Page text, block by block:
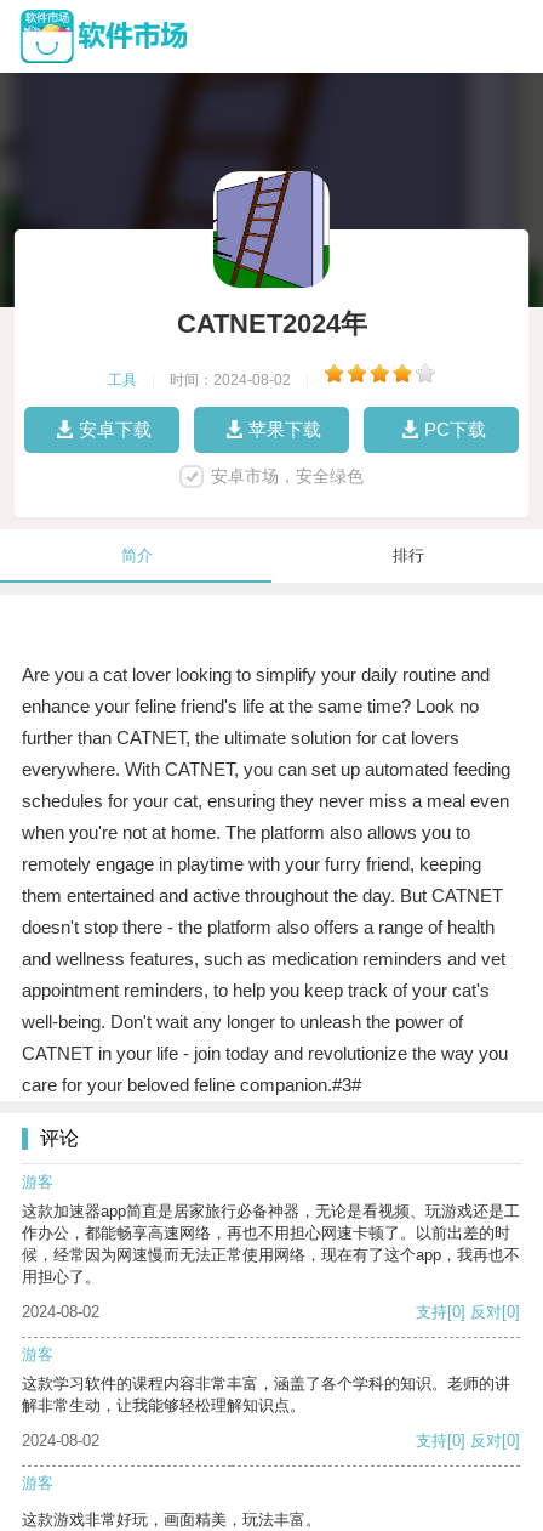
CATNET2024年
工具 时间：2024-08-02
安卓下载 苹果下载 PC下载
安卓市场，安全绿色
简介 排行
Are you a cat lover looking to simplify your daily routine and
enhance your feline friend's life at the same time? Look no
further than CATNET, the ultimate solution for cat lovers
everywhere. With CATNET, you can set up automated feeding
schedules for your cat, ensuring they never miss a meal even
when you're not at home. The platform also allows you to
remotely engage in playtime with your furry friend, keeping
them entertained and active throughout the day. But CATNET
doesn't stop there - the platform also offers a range of health
and wellness features, such as medication reminders and vet
appointment reminders, to help you keep track of your cat's
well-being. Don't wait any longer to unleash the power of
CATNET in your life - join today and revolutionize the way you
care for your beloved feline companion.#3#
评论
游客
这款加速器app简直是居家旅行必备神器，无论是看视频、玩游戏还是工
作办公，都能畅享高速网络，再也不用担心网速卡顿了。以前出差的时
候，经常因为网速慢而无法正常使用网络，现在有了这个app，我再也不
用担心了。
2024-08-02
支持[0] 反对[0]
游客
这款学习软件的课程内容非常丰富，涵盖了各个学科的知识。老师的讲
解非常生动，让我能够轻松理解知识点。
2024-08-02
支持[0] 反对[0]
游客
这款游戏非常好玩，画面精美，玩法丰富。